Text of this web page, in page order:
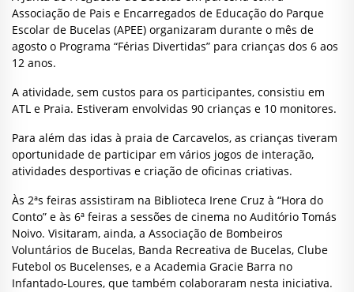
Associação de Pais e Encarregados de Educação do Parque
Escolar de Bucelas (APEE) organizaram durante o mês de
agosto o Programa “Férias Divertidas” para crianças dos 6 aos
12 anos.
A atividade, sem custos para os participantes, consistiu em
ATL e Praia. Estiveram envolvidas 90 crianças e 10 monitores.
Para além das idas à praia de Carcavelos, as crianças tiveram
oportunidade de participar em vários jogos de interação,
atividades desportivas e criação de oficinas criativas.
Às 2ªs feiras assistiram na Biblioteca Irene Cruz à “Hora do
Conto” e às 6ª feiras a sessões de cinema no Auditório Tomás
Noivo. Visitaram, ainda, a Associação de Bombeiros
Voluntários de Bucelas, Banda Recreativa de Bucelas, Clube
Futebol os Bucelenses, e a Academia Gracie Barra no
Infantado-Loures, que também colaboraram nesta iniciativa.